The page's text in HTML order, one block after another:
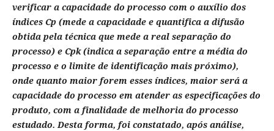
verificar a capacidade do processo com o auxílio dos
índices Cp (mede a capacidade e quantifica a difusão
obtida pela técnica que mede a real separação do
processo) e Cpk (indica a separação entre a média do
processo e o limite de identificação mais próximo),
onde quanto maior forem esses índices, maior será a
capacidade do processo em atender as especificações do
produto, com a finalidade de melhoria do processo
estudado. Desta forma, foi constatado, após análise,